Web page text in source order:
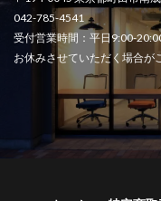
042-785-4541
受付営業時間：平日9:00-
お休みさせていただく場合が